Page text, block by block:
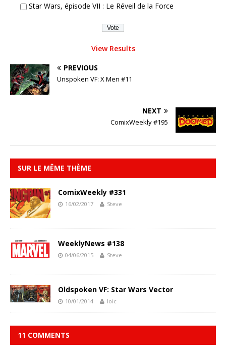
Star Wars, épisode VII : Le Réveil de la Force
View Results
PREVIOUS
Unspoken VF: X Men #11
NEXT
ComixWeekly #195
SUR LE MÊME THÈME
ComixWeekly #331
16/02/2017 Steve
WeeklyNews #138
04/06/2015 Steve
Oldspoken VF: Star Wars Vector
10/01/2014 loic
11 COMMENTS